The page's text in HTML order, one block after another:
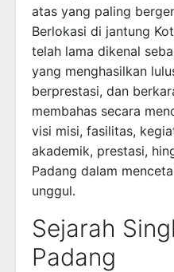
atas yang paling
Berlokasi di jantung
telah lama dikenal
yang menghasilkan
berprestasi, dan
membahas secara
visi misi, fasilitas,
akademik, prestasi,
Padang dalam
unggul.
Sejarah
Padang